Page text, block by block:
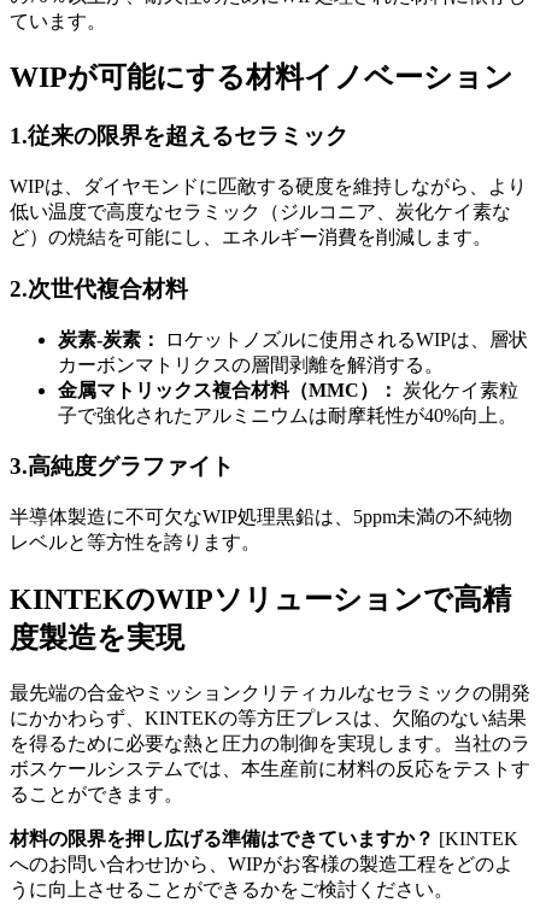
ています。
WIPが可能にする材料イノベーション
1.従来の限界を超えるセラミック
WIPは、ダイヤモンドに匹敵する硬度を維持しながら、より
低い温度で高度なセラミック（ジルコニア、炭化ケイ素な
ど）の焼結を可能にし、エネルギー消費を削減します。
2.次世代複合材料
炭素-炭素：
ロケットノズルに使用されるWIPは、層状
カーボンマトリクスの層間剥離を解消する。
金属マトリックス複合材料（MMC）： 炭化ケイ素粒
子で強化されたアルミニウムは耐摩耗性が40%向上。
3.高純度グラファイト
半導体製造に不可欠なWIP処理黒鉛は、5ppm未満の不純物
レベルと等方性を誇ります。
KINTEKのWIPソリューションで高精
度製造を実現
最先端の合金やミッションクリティカルなセラミックの開発
にかかわらず、KINTEKの等方圧プレスは、欠陥のない結果
を得るために必要な熱と圧力の制御を実現します。当社のラ
ボスケールシステムでは、本生産前に材料の反応をテストす
ることができます。
材料の限界を押し広げる準備はできていますか？ [KINTEK
へのお問い合わせ]から、WIPがお客様の製造工程をどのよ
うに向上させることができるかをご検討ください。